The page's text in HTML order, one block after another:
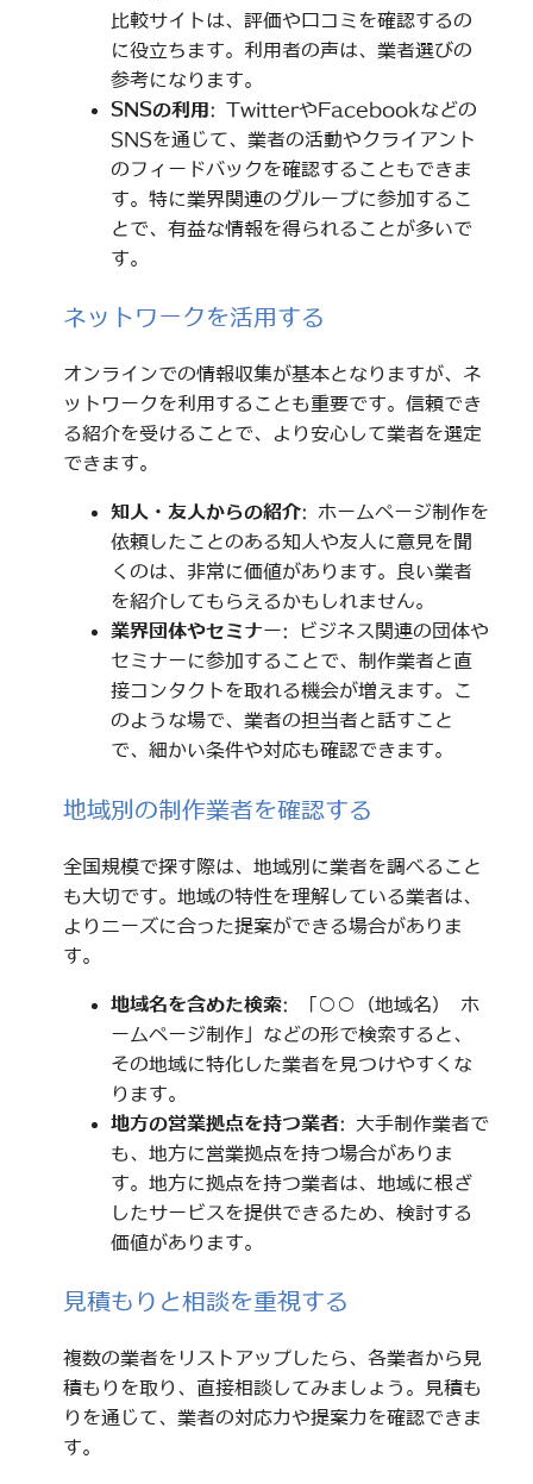
比較サイトは、評価や口コミを確認するの
に役立ちます。利用者の声は、業者選びの
参考になります。
SNSの利用 : TwitterやFacebookなどの
SNSを通じて、業者の活動やクライアント
のフィードバックを確認することもできま
す。特に業界関連のグループに参加するこ
とで、有益な情報を得られることが多いで
す。
ネットワークを活用する
オンラインでの情報収集が基本となりますが、ネ
ットワークを利用することも重要です。信頼でき
る紹介を受けることで、より安心して業者を選定
できます。
知人・友人からの紹介: ホームページ制作を
依頼したことのある知人や友人に意見を聞
くのは、非常に価値があります。良い業者
を紹介してもらえるかもしれません。
業界団体やセミナー: ビジネス関連の団体や
セミナーに参加することで、制作業者と直
接コンタクトを取れる機会が増えます。こ
のような場で、業者の担当者と話すこと
で、細かい条件や対応も確認できます。
地域別の制作業者を確認する
全国規模で探す際は、地域別に業者を調べること
も大切です。地域の特性を理解している業者は、
よりニーズに合った提案ができる場合がありま
す。
地域名を含めた検索: 「○○（地域名） ホ
ームページ制作」などの形で検索すると、
その地域に特化した業者を見つけやすくな
ります。
地方の営業拠点を持つ業者: 大手制作業者で
も、地方に営業拠点を持つ場合がありま
す。地方に拠点を持つ業者は、地域に根ざ
したサービスを提供できるため、検討する
価値があります。
見積もりと相談を重視する
複数の業者をリストアップしたら、各業者から見
積もりを取り、直接相談してみましょう。見積も
りを通じて、業者の対応力や提案力を確認できま
す。